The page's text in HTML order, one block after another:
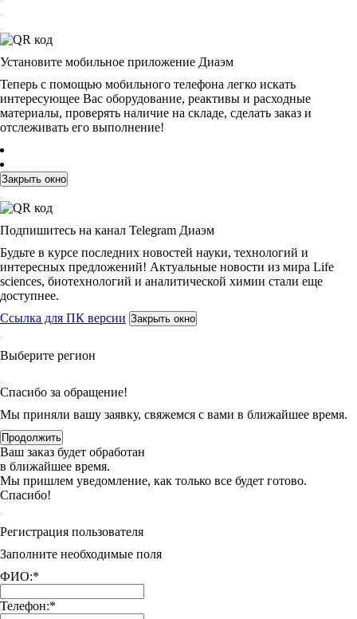
Установите мобильное приложение Диаэм
Теперь с помощью мобильного телефона легко искать
интересующее Вас оборудование, реактивы и расходные
материалы, проверять наличие на складе, сделать заказ и
отслеживать его выполнение!
Закрыть окно
Подпишитесь на канал Telegram Диаэм
Будьте в курсе последних новостей науки, технологий и
интересных предложений! Актуальные новости из мира Life
sciences, биотехнологий и аналитической химии стали еще
доступнее.
Ссылка для ПК версии Закрыть окно
Выберите регион
Спасибо за обращение!
Мы приняли вашу заявку, свяжемся с вами в ближайшее время.
Продолжить
Ваш заказ будет обработан
в ближайшее время.
Мы пришлем уведомление, как только все будет готово.
Спасибо!
Регистрация пользователя
Заполните необходимые поля
ФИО:*
Телефон:*